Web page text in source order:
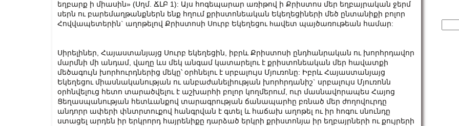
եղբարք ի միասին» (Սղմ. ՃԼԲ 1): Այս հոգեպարար առիթով ի Քրիստոս մեր եղբայրական ջերմ
սերն ու բարեմաղթանքներն ենք հղում քրիստոնեական Եկեղեցիների մեծ ընտանիքի բոլոր
Հովվապետերին` աղոթելով Քրիստոսի Սուրբ Եկեղեցու hավետ պայծառութեան համար:
Սիրելիներ, Հայաստանյայց Սուրբ եկեղեցին, իբրև Քրիստոսի ընդհանրական ու խորհրդավոր
մարմնի մի անդամ, վաղը ևս մեկ անգամ կատարելու է քրիստոնեական մեր հավատքի
մեծագույն խորհուրդներից մեկը՝ օրհնելու է սրբալույս Մյուռոնը: Իբրև Հայաստանյայց
Եկեղեցու միասնականության ու անբաժանելիության խորհրդանիշ` սրբալույս Մյուռոնն
օրհնվելուց հետո տարածվելու է աշխարհի բոլոր կողմերում, ուր մասնավորապես Հայոց
Ցեղասպանության հետևանքով տարագրության ճանապարհը բռնած մեր ժողովուրդը
անդորր ափերի փնտրտուքով հանգրվան է գտել և հաճախ աղոթել ու իր հոգու սնունդը
ստացել արդեն իր երկրորդ հայրենիքը դարձած երկրի քրիստոնյա իր եղբայրների ու քույրերի
for: